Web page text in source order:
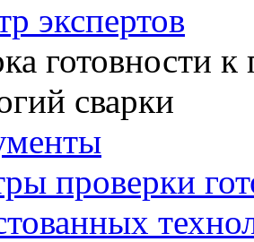
экспертов
готовности
сварки
проверки